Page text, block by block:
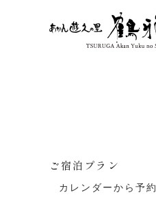
ご宿泊プラン
カレンダーから予約